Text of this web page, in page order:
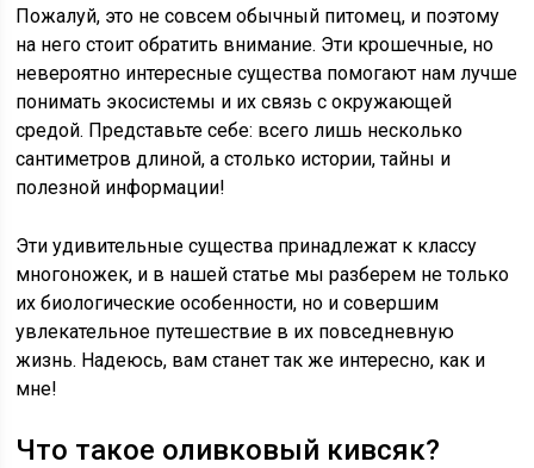
Пожалуй, это не совсем обычный питомец, и поэтому
на него стоит обратить внимание. Эти крошечные, но
невероятно интересные существа помогают нам лучше
понимать экосистемы и их связь с окружающей
средой. Представьте себе: всего лишь несколько
сантиметров длиной, а столько истории, тайны и
полезной информации!
Эти удивительные существа принадлежат к классу
многоножек, и в нашей статье мы разберем не только
их биологические особенности, но и совершим
увлекательное путешествие в их повседневную
жизнь. Надеюсь, вам станет так же интересно, как и
мне!
Что такое оливковый кивсяк?